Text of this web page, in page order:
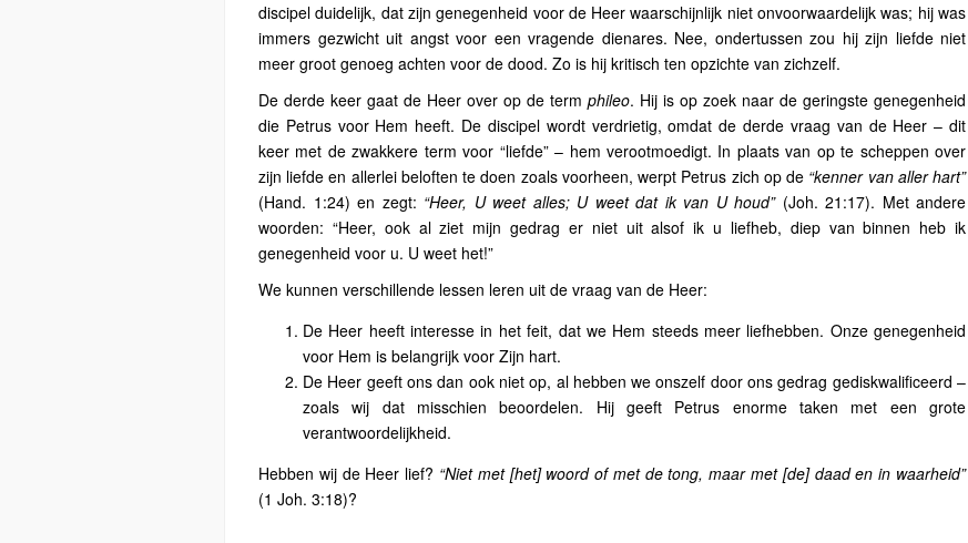
discipel duidelijk, dat zijn genegenheid voor de Heer waarschijnlijk niet onvoorwaardelijk was; hij was
immers gezwicht uit angst voor een vragende dienares. Nee, ondertussen zou hij zijn liefde niet
meer groot genoeg achten voor de dood. Zo is hij kritisch ten opzichte van zichzelf.
De derde keer gaat de Heer over op de term phileo. Hij is op zoek naar de geringste genegenheid
die Petrus voor Hem heeft. De discipel wordt verdrietig, omdat de derde vraag van de Heer – dit
keer met de zwakkere term voor “liefde” – hem verootmoedigt. In plaats van op te scheppen over
zijn liefde en allerlei beloften te doen zoals voorheen, werpt Petrus zich op de “kenner van aller hart”
(Hand. 1:24) en zegt: “Heer, U weet alles; U weet dat ik van U houd”(Joh. 21:17). Met andere
woorden: “Heer, ook al ziet mijn gedrag er niet uit alsof ik u liefheb, diep van binnen heb ik
genegenheid voor u. U weet het!”
We kunnen verschillende lessen leren uit de vraag van de Heer:
De Heer heeft interesse in het feit, dat we Hem steeds meer liefhebben. Onze genegenheid
voor Hem is belangrijk voor Zijn hart.
De Heer geeft ons dan ook niet op, al hebben we onszelf door ons gedrag gediskwalificeerd –
zoals wij dat misschien beoordelen. Hij geeft Petrus enorme taken met een grote
verantwoordelijkheid.
Hebben wij de Heer lief? “Niet met [het] woord of met de tong, maar met [de] daad en in waarheid”
(1 Joh. 3:18)?